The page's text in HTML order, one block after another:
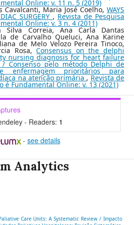
Online: v. 11 n. 5 (2019)
Cavalcanti, Maria José Coelho, WAYS
SURGERY , Revista de Pesquisa
Online: v. 3 n. 4 (2011)
Silva Correia, Ana Carla Dantas
de Carvalho Queluci, Ana Karine
de Melo Velozo Pereira Tinoco,
Rosa,Consensus on the delphi
nursing diagnosis for heart failure
Consenso pelo método Delphi de
enfermagem prioritários para
na atenção primária , Revista de
é Fundamental Online: v. 13 (2021)
- Readers: 1
- see details
Analytics
Care Units: A Systematic Review / Impacto